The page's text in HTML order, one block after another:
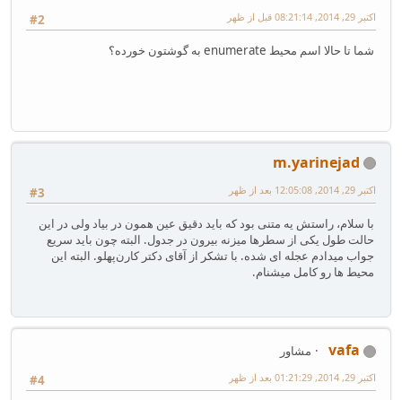
#2
اکتبر 29, 2014, 08:21:14 قبل از ظهر
شما تا حالا اسم محیط enumerate به گوشتون خورده؟
m.yarinejad
#3 اکتبر 29, 2014, 12:05:08 بعد از ظهر
با سلام، راستش یه متنی بود که باید دقیق عین همون در بیاد ولی در این
حالت طول یکی از سطرها میزنه بیرون در جدول. البته چون باید سریع
جواب میدادم عجله ای شده. با تشکر از آقای دکتر کارن‌پهلو. البته این
محیط ها رو کامل میشنام.
vafa
مشاور
#4
اکتبر 29, 2014, 01:21:29 بعد از ظهر